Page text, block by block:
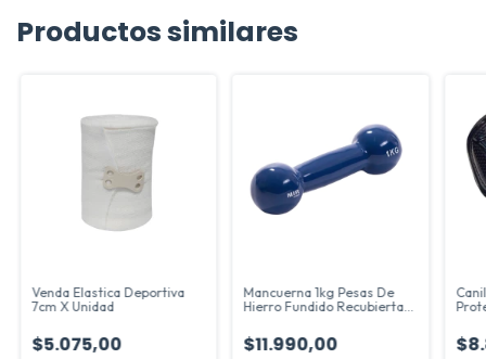
Productos similares
Venda Elastica Deportiva
7cm X Unidad
$5.075,00
Mancuerna 1kg Pesas De
Hierro Fundido Recubierta
$11.990,00